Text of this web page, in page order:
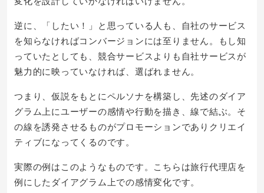
逆に、「したい！」と思っている人も、自社のサービス
を知らなければコンバージョンには至りません。もし知
っていたとしても、競合サービスよりも自社サービスが
魅力的に映っていなければ、選ばれません。
つまり、仮説をもとにペルソナを構築し、先述のダイア
グラム上にユーザーの感情や行動を描き、線で結ぶ。そ
の線を誘発させるものがプロモーションでありクリエイ
ティブになってくるのです。
実際の例はこのようなものです。こちらは旅行代理店を
例にしたダイアグラム上での感情変化です。